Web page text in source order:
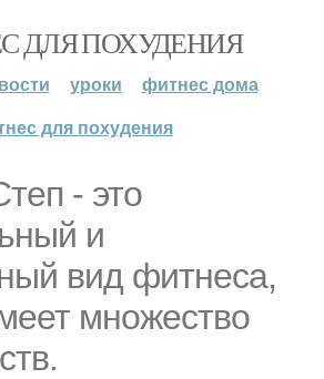
ДЛЯ ПОХУДЕНИЯ
уроки
фитнес дома
для похудения
- это
и
вид фитнеса,
множество